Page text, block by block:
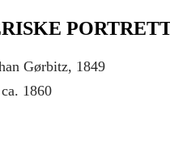
Gørbitz, 1849
1860